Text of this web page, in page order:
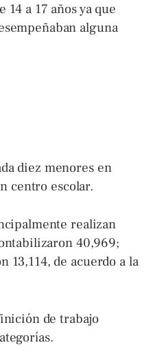
14 a 17 años ya que
alguna
diez menores en
centro escolar.
realizan
40,969;
13,114, de acuerdo a la
de trabajo